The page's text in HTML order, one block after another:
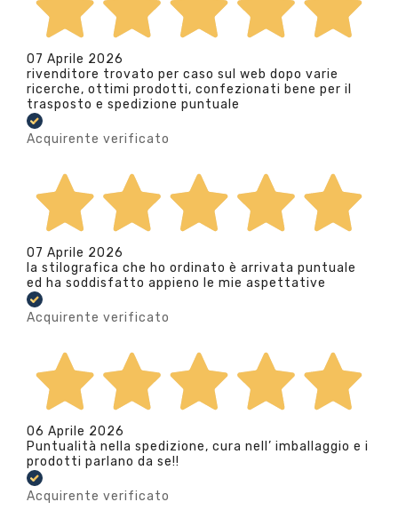
07 Aprile 2026
rivenditore trovato per caso sul web dopo varie
ricerche, ottimi prodotti, confezionati bene per il
trasposto e spedizione puntuale
Acquirente verificato
07 Aprile 2026
la stilografica che ho ordinato è arrivata puntuale
ed ha soddisfatto appieno le mie aspettative
Acquirente verificato
06 Aprile 2026
Puntualità nella spedizione, cura nell’ imballaggio e i
prodotti parlano da se!!
Acquirente verificato